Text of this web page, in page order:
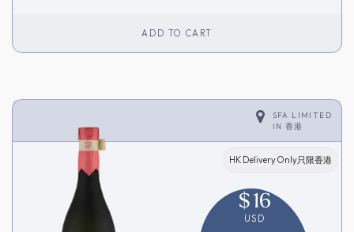
ADD TO CART
SFA LIMITED
IN 香港
HK Delivery Only只限香港
$16
USD